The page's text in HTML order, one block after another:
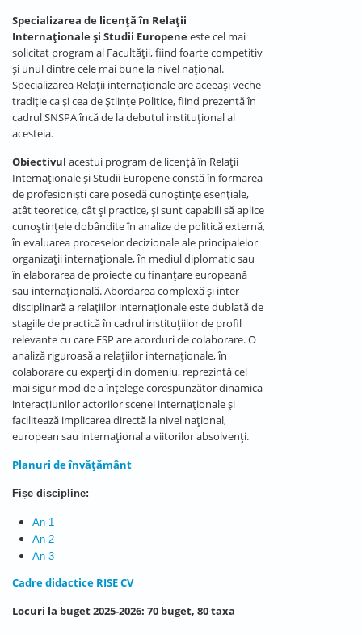
Specializarea de licență în Relații
Internaționale și Studii Europeneeste cel mai
solicitat program al Facultății, fiind foarte competitiv
și unul dintre cele mai bune la nivel național.
Specializarea Relații internaționale are aceeași veche
tradiție ca și cea de Științe Politice, fiind prezentă în
cadrul SNSPA încă de la debutul instituțional al
acesteia.
Obiectivul acestui program de licență în Relații
Internaționale și Studii Europene constă în formarea
de profesioniști care posedă cunoștințe esențiale,
atât teoretice, cât și practice, și sunt capabili să aplice
cunoștințele dobândite în analize de politică externă,
în evaluarea proceselor decizionale ale principalelor
organizații internaționale, în mediul diplomatic sau
în elaborarea de proiecte cu finanțare europeană
sau internațională. Abordarea complexă și inter-
disciplinară a relațiilor internaționale este dublată de
stagiile de practică în cadrul instituțiilor de profil
relevante cu care FSP are acorduri de colaborare. O
analiză riguroasă a relațiilor internaționale, în
colaborare cu experți din domeniu, reprezintă cel
mai sigur mod de a înțelege corespunzător dinamica
interacțiunilor actorilor scenei internaționale și
facilitează implicarea directă la nivel național,
european sau internațional a viitorilor absolvenți.
Planuri de învățământ
Fișe discipline:
An 1
An 2
An 3
Cadre didactice RISE CV
Locuri la buget 2025-2026: 70 buget, 80 taxa